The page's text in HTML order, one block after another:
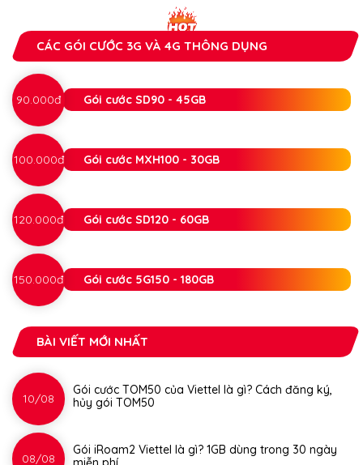
CÁC GÓI CƯỚC 3G VÀ 4G THÔNG DỤNG
90.000đ Gói cước SD90 - 45GB
100.000đ Gói cước MXH100 - 30GB
120.000đ Gói cước SD120 - 60GB
150.000đ Gói cước 5G150 - 180GB
BÀI VIẾT MỚI NHẤT
10/08
Gói cước TOM50 của Viettel là gì? Cách đăng ký,
hủy gói TOM50
08/08
Gói iRoam2 Viettel là gì? 1GB dùng trong 30 ngày